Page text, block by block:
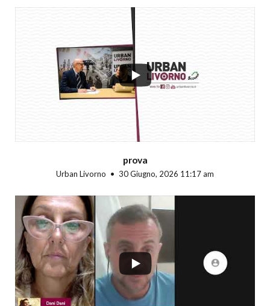
prova
Urban Livorno 30 Giugno, 2026 11:17 am